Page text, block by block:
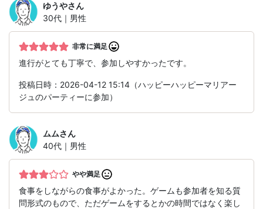
ゆうやさん
30代｜男性
非常に満足
進行がとても丁寧で、参加しやすかったです。
投稿日時：2026-04-12 15:14（ハッピーハッピーマリアー
ジュのパーティーに参加）
ムムさん
40代｜男性
やや満足
食事をしながらの食事がよかった。ゲームも参加者を知る質
問形式のもので、ただゲームをするとかの時間ではなく楽し